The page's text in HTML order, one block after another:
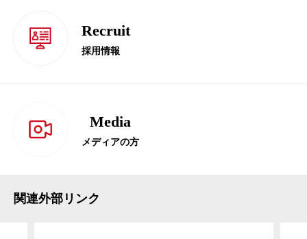
Recruit
採用情報
Media
メディアの方
関連外部リンク